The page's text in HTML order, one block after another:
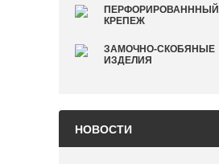
ПЕРФОРИРОВАНННЫЙ
КРЕПЕЖ
ЗАМОЧНО-СКОБЯНЫЕ
ИЗДЕЛИЯ
НОВОСТИ